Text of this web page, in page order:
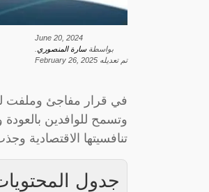
June 20, 2024
بواسطةسارة المنصوري
تم تعديله February 26, 2025
وتسمح للوافدين
تنافسيتها الاقتصادية
جدول